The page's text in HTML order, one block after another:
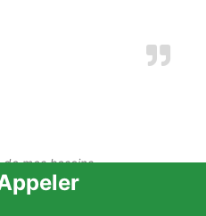
de mes besoins